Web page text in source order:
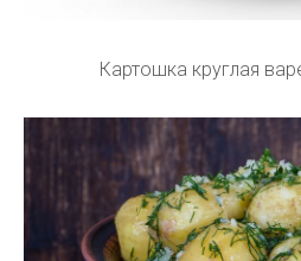
Картошка круглая